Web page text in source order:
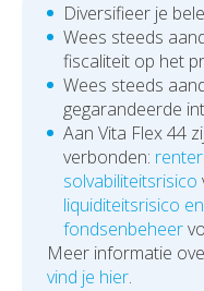
Diversifieer je
Wees steeds
fiscaliteit op het
Wees steeds
gegarandeerde
Aan Vita Flex 44
verbonden:
solvabiliteitsrisico
liquiditeitsrisico
fondsenbeheer
Meer informatie
vind je hier.